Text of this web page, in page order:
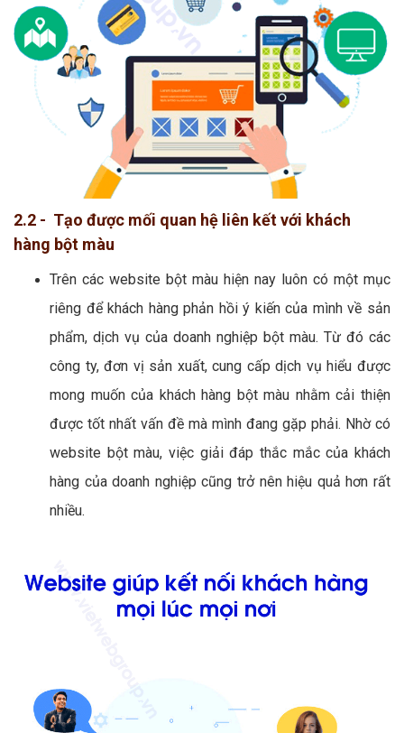
2.2 - Tạo được mối quan hệ liên kết với khách
hàng bột màu
Trên các website bột màu hiện nay luôn có một mục
riêng để khách hàng phản hồi ý kiến của mình về sản
phẩm, dịch vụ của doanh nghiệp bột màu. Từ đó các
công ty, đơn vị sản xuất, cung cấp dịch vụ hiểu được
mong muốn của khách hàng bột màu nhằm cải thiện
được tốt nhất vấn đề mà mình đang gặp phải. Nhờ có
website bột màu, việc giải đáp thắc mắc của khách
hàng của doanh nghiệp cũng trở nên hiệu quả hơn rất
nhiều.